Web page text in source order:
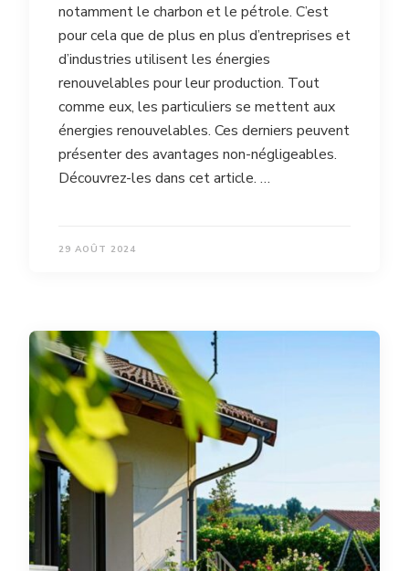
notamment le charbon et le pétrole. C’est
pour cela que de plus en plus d’entreprises et
d’industries utilisent les énergies
renouvelables pour leur production. Tout
comme eux, les particuliers se mettent aux
énergies renouvelables. Ces derniers peuvent
présenter des avantages non-négligeables.
Découvrez-les dans cet article. …
29 AOÛT 2024